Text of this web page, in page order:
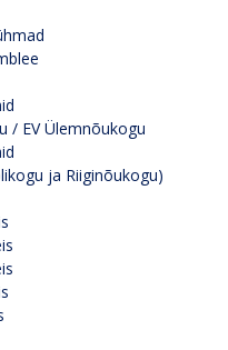
/ EV Ülemnõukogu
ja Riiginõukogu)